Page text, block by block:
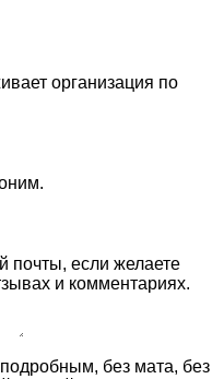
организация по
почты, если желаете
и комментариях.
без мата, без